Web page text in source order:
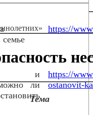
https://
и
ли
https://
ostanovit-
Тема